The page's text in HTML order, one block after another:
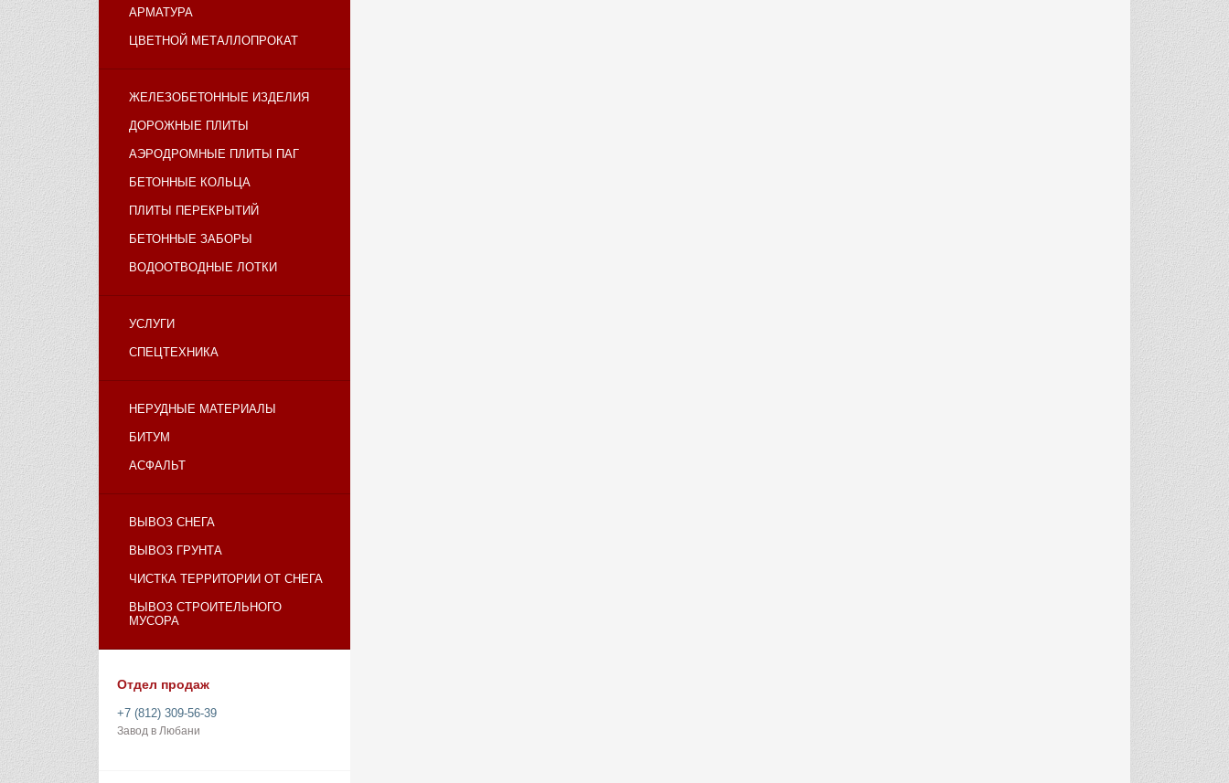
АРМАТУРА
ЦВЕТНОЙ МЕТАЛЛОПРОКАТ
ЖЕЛЕЗОБЕТОННЫЕ ИЗДЕЛИЯ
ДОРОЖНЫЕ ПЛИТЫ
АЭРОДРОМНЫЕ ПЛИТЫ ПАГ
БЕТОННЫЕ КОЛЬЦА
ПЛИТЫ ПЕРЕКРЫТИЙ
БЕТОННЫЕ ЗАБОРЫ
ВОДООТВОДНЫЕ ЛОТКИ
УСЛУГИ
СПЕЦТЕХНИКА
НЕРУДНЫЕ МАТЕРИАЛЫ
БИТУМ
АСФАЛЬТ
ВЫВОЗ СНЕГА
ВЫВОЗ ГРУНТА
ЧИСТКА ТЕРРИТОРИИ ОТ СНЕГА
ВЫВОЗ СТРОИТЕЛЬНОГО
МУСОРА
Отдел продаж
+7 (812) 309-56-39
Завод в Любани